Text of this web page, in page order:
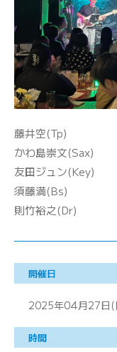
藤井空(Tp)
かわ島崇文(Sax)
友田ジュン(Key)
須藤満(Bs)
則竹裕之(Dr)
開催日
2025年04月27日(
時間